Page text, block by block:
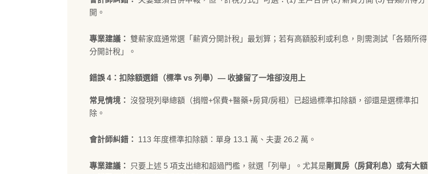
開。
專業建議： 雙薪家庭通常選「薪資分開計稅」最划算；若有高額股利或利息，則需測試「各類所得
分開計稅」。
錯誤 4：扣除額選錯（標準 vs 列舉）— 收據留了一堆卻沒用上
常見情境：沒發現列舉總額（捐贈+保費+醫藥+房貸/房租）已超過標準扣除額，卻還是選標準扣
除。
會計師糾錯： 113 年度標準扣除額：單身 13.1 萬、夫妻 26.2 萬。
專業建議： 只要上述 5 項支出總和超過門檻，就選「列舉」。尤其是 剛買房（房貸利息）或有大額